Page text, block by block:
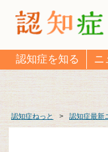
認知症を知る ニ
認知症ねっと > 認知症最新